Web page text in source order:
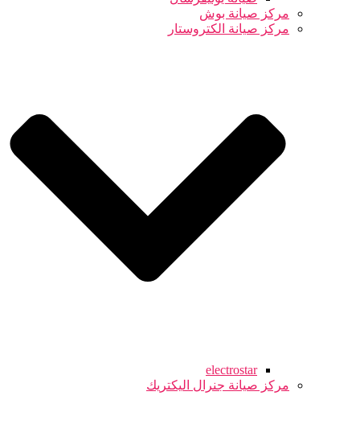
مركز صيانة بوش
مركز صيانة الكتروستار
electrostar
مركز صيانة جنرال اليكتريك